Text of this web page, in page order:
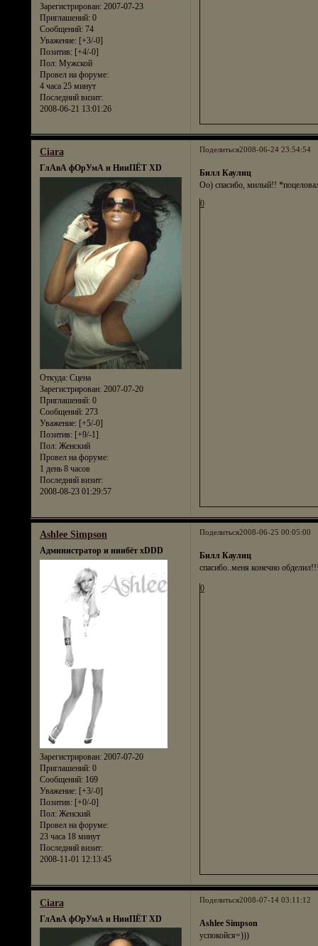
Зарегистрирован: 2007-07-23
Приглашений:0
Сообщений:74
Уважение: [+3/-0]
Позитив: [+4/-0]
Пол:Мужской
Провел на форуме:
4 часа 25 минут
Последний визит:
2008-06-21 13:01:26
Поделиться2008-06-24 23:54:54
Ciara
ГлАвА фОрУмА и НииПЁТ XD
Откуда:Сцена
Зарегистрирован: 2007-07-20
Приглашений:0
Сообщений:273
Уважение: [+5/-0]
Позитив: [+9/-1]
Пол:Женский
Провел на форуме:
1 день 8 часов
Последний визит:
2008-08-23 01:29:57
Билл Каулиц
Оо) спасибо, милый!!
0
Поделиться2008-06-25 00:05:00
Ashlee Simpson
Администратор и ниибёт xDDD
Зарегистрирован: 2007-07-20
Приглашений:0
Сообщений:169
Уважение: [+3/-0]
Позитив: [+0/-0]
Пол:Женский
Провел на форуме:
23 часа 18 минут
Последний визит:
2008-11-01 12:13:45
Билл Каулиц
спасибо..меня конечно
0
Поделиться2008-07-14 03:11:12
Ciara
ГлАвА фОрУмА и НииПЁТ XD
Ashlee Simpson
успокойся=)))